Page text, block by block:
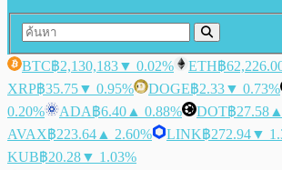
BTC฿2,130,183▼ 0.02% ETH฿
XRP฿35.75▼ 0.95% DOGE฿2.33▼ 0.73%
0.20%
ADA฿6.40 ▲ 0.88% DOT฿27.58
AVAX฿223.64 ▲ 2.60% LINK฿272.94▼
KUB฿20.28▼ 1.03%